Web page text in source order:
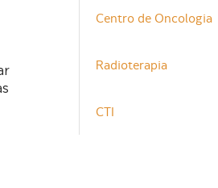
Centro de Oncologia
Radioterapia
CTI